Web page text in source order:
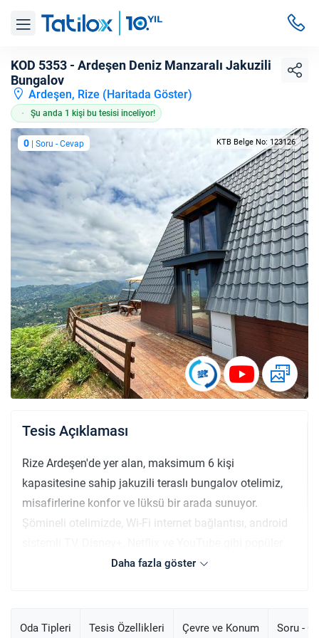
KOD 5353 - Ardeşen Deniz Manzaralı Jakuzili
Bungalov
Ardeşen, Rize (Haritada Göster)
Şu anda 1 kişi bu tesisi inceliyor!
KTB Belge No: 123126
0 | Soru - Cevap
Tesis Açıklaması
Rize Ardeşen'de yer alan, maksimum 6 kişi
kapasitesine sahip jakuzili teraslı bungalov otelimiz,
misafirlerine konfor ve lüksü bir arada sunuyor.
Şömineli otelimizde, Wi-Fi internet bağlantısı, android
platformlara erişim imkanı bulunmaktadır. Bu
olanaklardan faydalanabilirsiniz. Doğanın huzurunu
Daha fazla göster
Oda Tipleri Tesis Özellikleri Çevre ve Konum Soru -